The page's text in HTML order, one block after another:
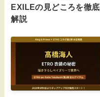
EXILEの見どころを徹底
解説